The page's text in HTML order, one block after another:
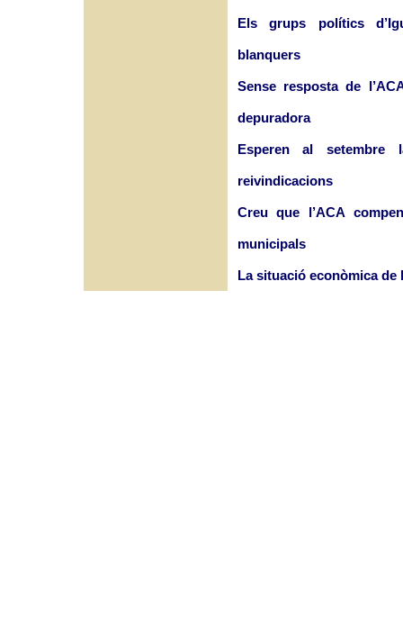
Els grups polítics
blanquers
Sense resposta de
depuradora
Esperen al
reivindicacions
Creu que l’ACA
municipals
La situació econòmica